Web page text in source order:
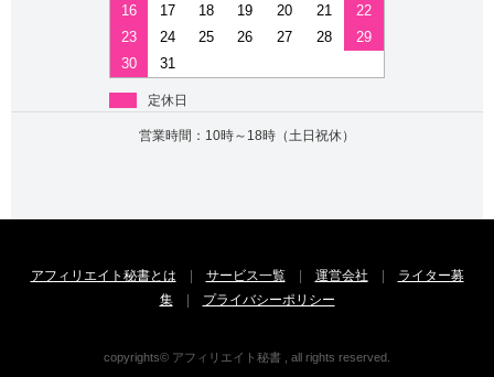
16
17 18 19 20 21
22
23
24 25 26 27 28
29
30
31
定休日
営業時間：10時～18時（土日祝休）
アフィリエイト秘書とは | サービス一覧| 運営会社 |
ライター募
集| プライバシーポリシー
copyrights© アフィリエイト秘書 , all rights reserved.